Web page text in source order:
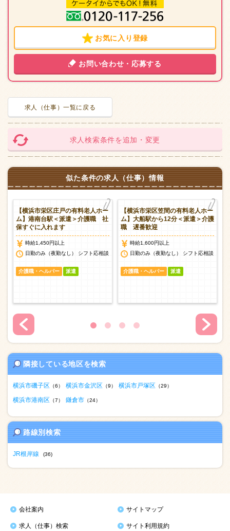
お気に入り登録
お問い合わせ・応募する
求人（仕事）一覧に戻る
求人検索条件を追加・変更
似た条件の求人（仕事）情報
【横浜市栄区庄戸の有料老人ホー
ム】港南台駅＜派遣＞介護職 社
保すぐに入れます
時給1,450円以上
日勤のみ（夜勤なし） シフト応相談
介護職・ヘルパー 派遣
【横浜市栄区笠間の有料老人ホー
ム】大船駅から12分＜派遣＞介護
職 遅番歓迎
時給1,600円以上
日勤のみ（夜勤なし） シフト応相談
介護職・ヘルパー 派遣
隣接している地区を検索
横浜市磯子区 （6） 横浜市金沢区 （9） 横浜市戸塚区 （29）
横浜市港南区 （7） 鎌倉市 （24）
路線別検索
JR根岸線 (36)
会社案内 サイトマップ
求人（仕事）検索 サイト利用規約